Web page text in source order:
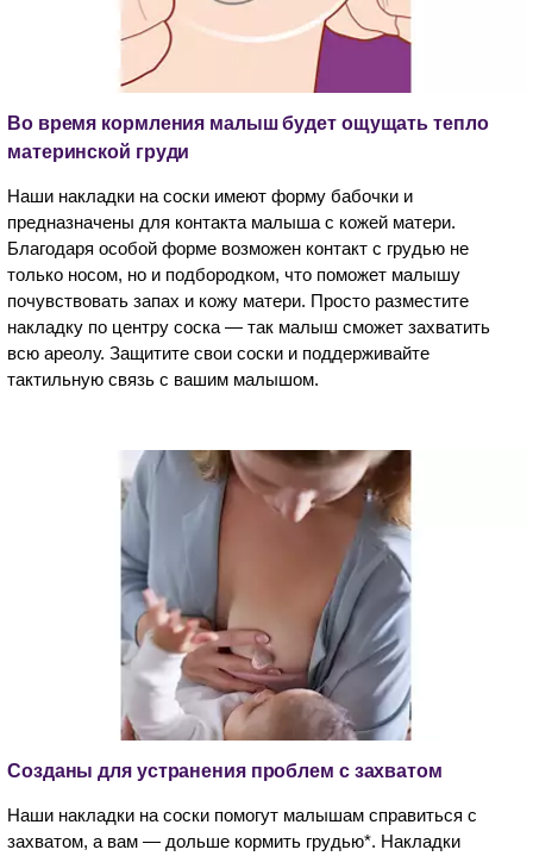
Во время кормления малыш будет ощущать тепло
материнской груди
Наши накладки на соски имеют форму бабочки и
предназначены для контакта малыша с кожей матери.
Благодаря особой форме возможен контакт с грудью не
только носом, но и подбородком, что поможет малышу
почувствовать запах и кожу матери. Просто разместите
накладку по центру соска — так малыш сможет захватить
всю ареолу. Защитите свои соски и поддерживайте
тактильную связь с вашим малышом.
Созданы для устранения проблем с захватом
Наши накладки на соски помогут малышам справиться с
захватом, а вам — дольше кормить грудью*. Накладки